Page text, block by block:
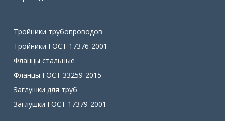
Тройники трубопроводов
Тройники ГОСТ 17376-2001
Фланцы стальные
Фланцы ГОСТ 33259-2015
Заглушки для труб
Заглушки ГОСТ 17379-2001